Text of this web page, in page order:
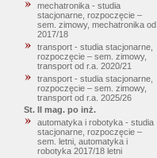
mechatronika - studia
stacjonarne, rozpoczęcie –
sem. zimowy, mechatronika od
2017/18
transport - studia stacjonarne,
rozpoczęcie – sem. zimowy,
transport od r.a. 2020/21
transport - studia stacjonarne,
rozpoczęcie – sem. zimowy,
transport od r.a. 2025/26
St. II mag. po inż.
automatyka i robotyka - studia
stacjonarne, rozpoczęcie –
sem. letni, automatyka i
robotyka 2017/18 letni